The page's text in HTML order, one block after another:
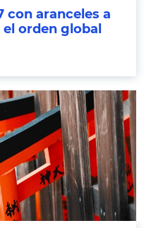
con aranceles a
orden global